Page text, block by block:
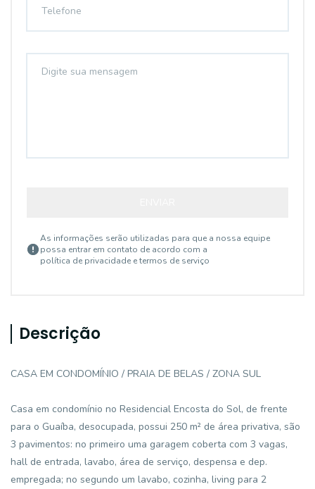
As informações serão utilizadas para que a nossa equipe
possa entrar em contato de acordo com a
política de privacidade e termos de serviço
Descrição
CASA EM CONDOMÍNIO / PRAIA DE BELAS / ZONA SUL
Casa em condomínio no Residencial Encosta do Sol, de frente
para o Guaíba, desocupada, possui 250 m² de área privativa, são
3 pavimentos: no primeiro uma garagem coberta com 3 vagas,
hall de entrada, lavabo, área de serviço, despensa e dep.
empregada; no segundo um lavabo, cozinha, living para 2